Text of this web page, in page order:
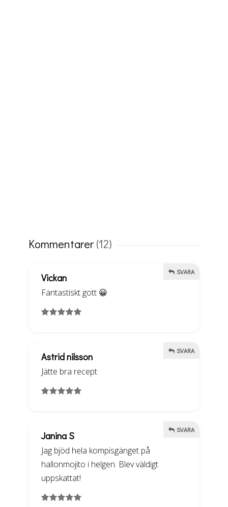
Kommentarer (12)
Vickan SVARA
Fantastiskt gott 😀
Astrid nilsson SVARA
Jätte bra recept
Janina S SVARA
Jag bjöd hela kompisgänget på
hallonmojito i helgen. Blev väldigt
uppskattat!